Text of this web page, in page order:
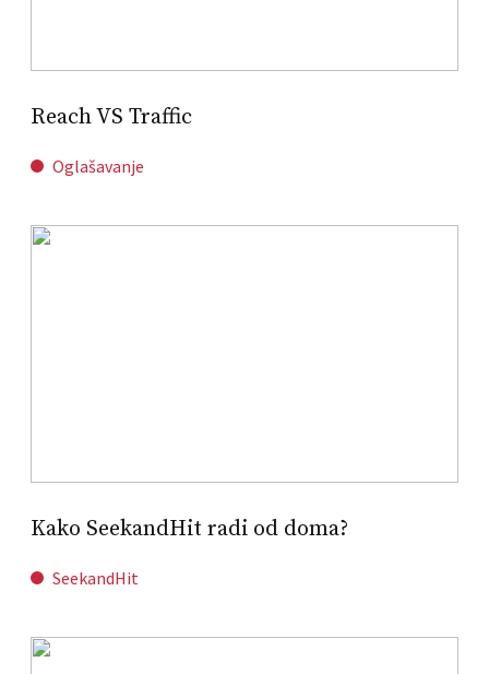
Reach VS Traffic
Oglašavanje
Kako SeekandHit radi od doma?
SeekandHit